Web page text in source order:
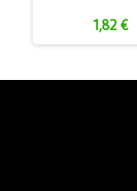
1,82 €